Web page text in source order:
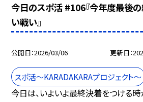
今日のスポ活 #106『今年度最後
い戦い』
公開日 2026/03/06 更新日
スポ活～KARADAKARAプロジェクト～
今日は、いよいよ最終決着をつける時